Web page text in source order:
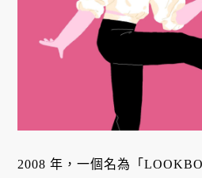
2008 年，一個名為「